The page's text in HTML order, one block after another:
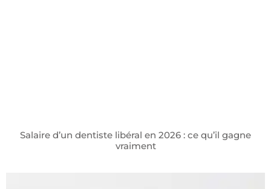
Salaire d’un dentiste libéral en 2026 : ce qu’il gagne
vraiment